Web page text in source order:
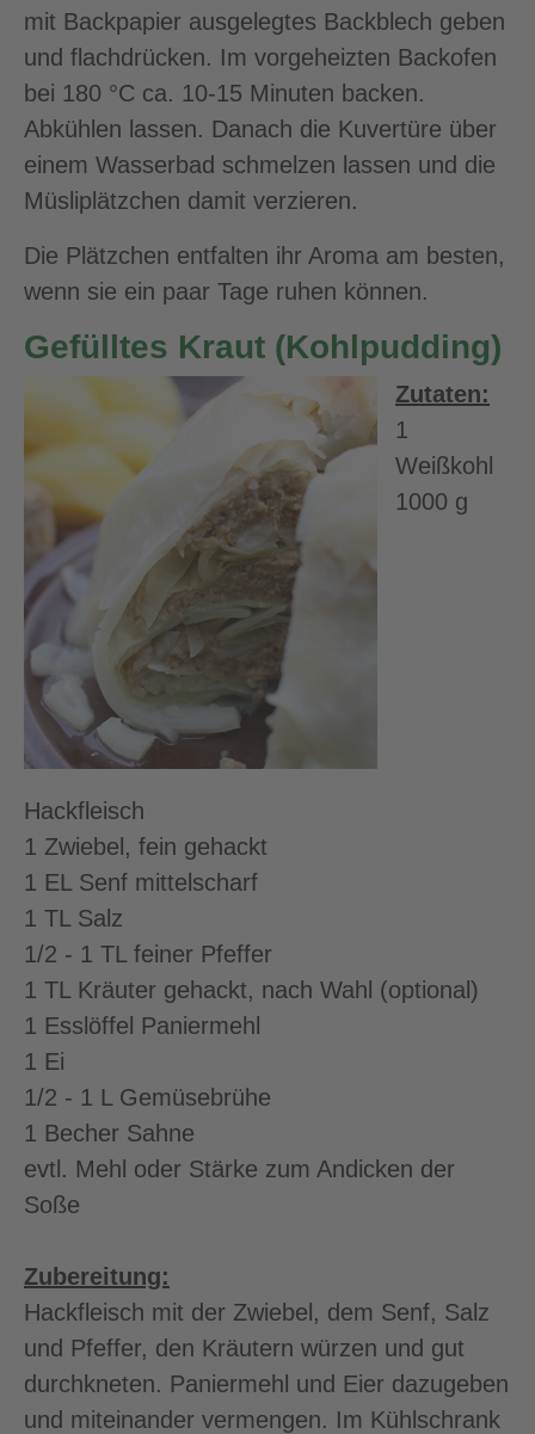
mit Backpapier ausgelegtes Backblech geben
und flachdrücken. Im vorgeheizten Backofen
bei 180 °C ca. 10-15 Minuten backen.
Abkühlen lassen. Danach die Kuvertüre über
einem Wasserbad schmelzen lassen und die
Müsliplätzchen damit verzieren.
Die Plätzchen entfalten ihr Aroma am besten,
wenn sie ein paar Tage ruhen können.
Gefülltes Kraut (Kohlpudding)
Zutaten:
1
Weißkohl
1000 g
Hackfleisch
1 Zwiebel, fein gehackt
1 EL Senf mittelscharf
1 TL Salz
1/2 - 1 TL feiner Pfeffer
1 TL Kräuter gehackt, nach Wahl (optional)
1 Esslöffel Paniermehl
1 Ei
1/2 - 1 L Gemüsebrühe
1 Becher Sahne
evtl. Mehl oder Stärke zum Andicken der
Soße
Zubereitung:
Hackfleisch mit der Zwiebel, dem Senf, Salz
und Pfeffer, den Kräutern würzen und gut
durchkneten. Paniermehl und Eier dazugeben
und miteinander vermengen. Im Kühlschrank